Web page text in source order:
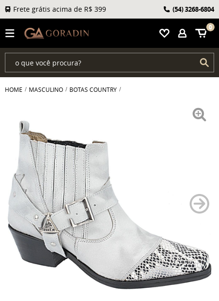
0
Frete grátis acima de R$ 399 (54)3268-6804
HOME MASCULINO BOTAS COUNTRY